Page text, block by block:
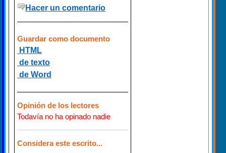
Hacer un comentario
Guardar como documento
HTML
de texto
de Word
Opinión de los lectores
Todavía no ha opinado nadie
Considera este escrito...